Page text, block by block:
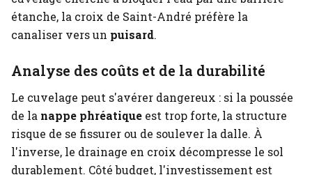
étanche, la croix de Saint-André préfère la
canaliser vers un puisard.
Analyse des coûts et de la durabilité
Le cuvelage peut s'avérer dangereux : si la poussée
de la nappe phréatique est trop forte, la structure
risque de se fissurer ou de soulever la dalle. À
l'inverse, le drainage en croix décompresse le sol
durablement. Côté budget, l'investissement est